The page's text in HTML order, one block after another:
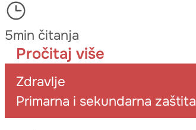
5min čitanja
Pročitaj više
Zdravlje
Primarna i sekundarna zaštita